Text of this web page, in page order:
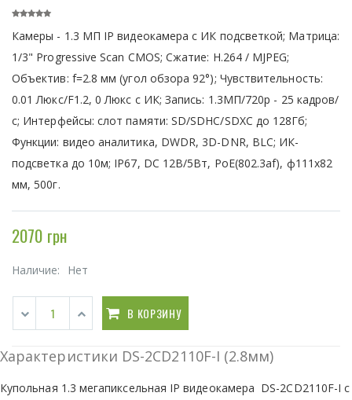
Камеры - 1.3 МП IP видеокамера с ИК подсветкой; Матрица:
1/3" Progressive Scan CMOS; Сжатие: H.264 / MJPEG;
Объектив: f=2.8 мм (угол обзора 92°); Чувствительность:
0.01 Люкс/F1.2, 0 Люкс с ИК; Запись: 1.3МП/720р - 25 кадров/
с; Интерфейсы: cлот памяти: SD/SDHC/SDXC до 128Гб;
Функции: видео аналитика, DWDR, 3D-DNR, BLC; ИК-
подсветка до 10м; IP67, DC 12В/5Вт, PoE(802.3af), ф111x82
мм, 500г.
2070 грн
Наличие: Нет
В КОРЗИНУ
Характеристики DS-2CD2110F-I (2.8мм)
Купольная 1.3 мегапиксельная IP видеокамера DS-2CD2110F-I с